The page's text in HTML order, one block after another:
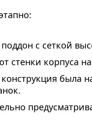
с сеткой
стенки корпуса
конструкция